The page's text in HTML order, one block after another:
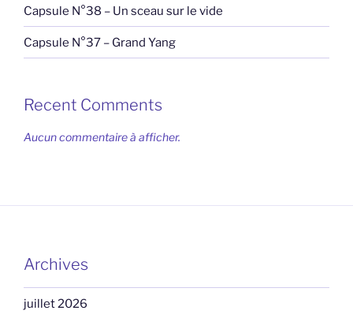
Capsule N°38 – Un sceau sur le vide
Capsule N°37 – Grand Yang
Recent Comments
Aucun commentaire à afficher.
Archives
juillet 2026